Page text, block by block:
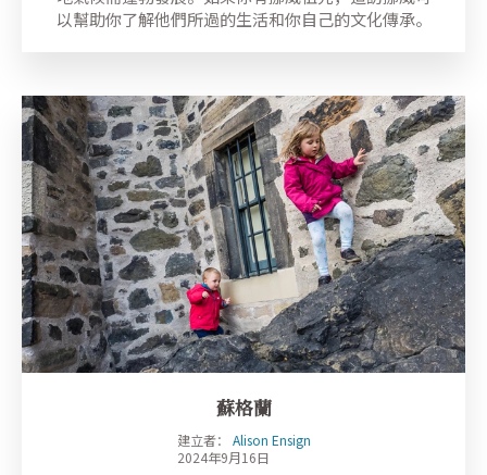
以幫助你了解他們所過的生活和你自己的文化傳承。
蘇格蘭
建立者： Alison Ensign
2024年9月16日